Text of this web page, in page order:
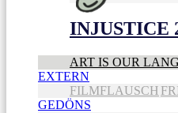
INJUSTICE
ART IS OUR
EXTERN
FILMFLAUSCH
GEDÖNS